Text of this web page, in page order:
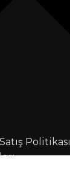
Politikası